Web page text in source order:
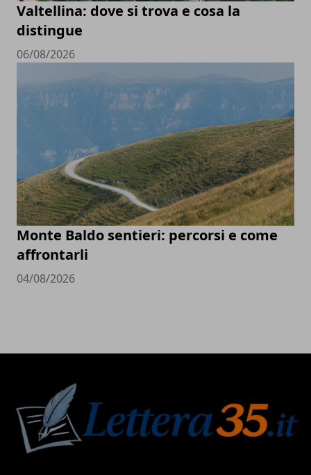
Valtellina: dove si trova e cosa la
distingue
06/08/2026
Monte Baldo sentieri: percorsi e come
affrontarli
04/08/2026